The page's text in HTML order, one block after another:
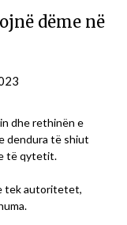
dëme në
dhe rethinën e
dendura të shiut
të qytetit.
tek autoritetet,